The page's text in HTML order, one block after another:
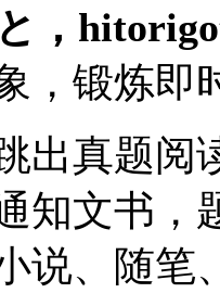
，
，锻炼即
出真题阅
知文书，
说、随笔